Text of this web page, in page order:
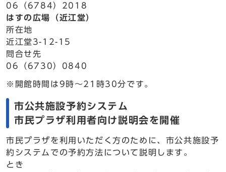
06（6784）2018
はすの広場（近江堂）
所在地
近江堂3-12-15
問合せ先
06（6730）0840
※開館時間は9時～21時30分です。
市公共施設予約システム
市民プラザ利用者向け説明会を開催
市民プラザを利用いただく方のために、市公共施設予
約システムでの予約方法について説明します。
とき